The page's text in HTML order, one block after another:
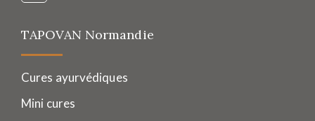
TAPOVAN Normandie
Cures ayurvédiques
Mini cures